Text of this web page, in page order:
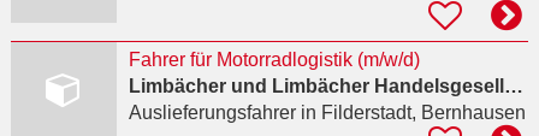
Fahrer für Motorradlogistik (m/w/d)
Limbächer und Limbächer Handelsgesellschaft mbH
Auslieferungsfahrerin Filderstadt, Bernhausen